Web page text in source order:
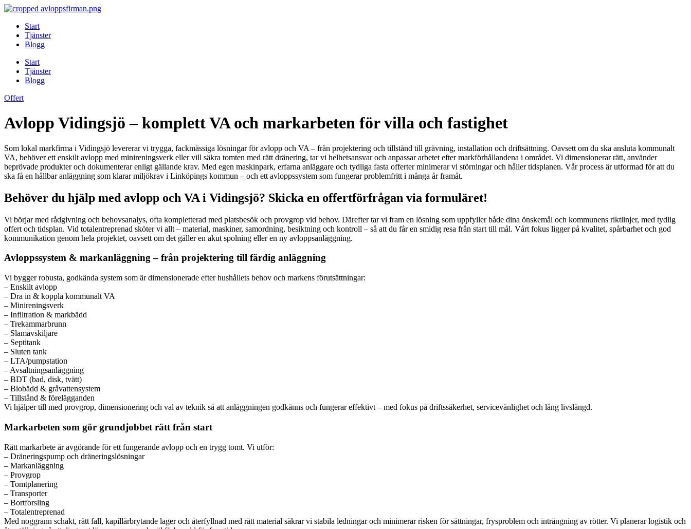
Skip
contentStart
Tjänster
Blogg
Start
Tjänster
Blogg
Offert
Avlopp Vidingsjö – komplett VA och markarbeten för villa och fastighet
Som lokal markfirma i Vidingsjö levererar vi trygga, fackmässiga lösningar för avlopp och VA – från projektering och tillstånd till grävning, installation och driftsättning. Oavsett om du ska ansluta kommunalt
VA, behöver ett enskilt avlopp med minireningsverk eller vill säkra tomten med rätt dränering, tar vi helhetsansvar och anpassar arbetet efter markförhållandena i området. Vi dimensionerar rätt, använder
beprövade produkter och dokumenterar enligt gällande krav. Med egen maskinpark, erfarna anläggare och tydliga fasta offerter minimerar vi störningar och håller tidsplanen. Vår process är utformad för att du
ska få en hållbar anläggning som klarar miljökrav i Linköpings kommun – och ett avloppssystem som fungerar problemfritt i många år framåt.
Behöver du hjälp med avlopp och VA i Vidingsjö? Skicka en offertförfrågan via formuläret!
Vi börjar med rådgivning och behovsanalys, ofta kompletterad med platsbesök och provgrop vid behov. Därefter tar vi fram en lösning som uppfyller både dina önskemål och kommunens riktlinjer, med tydlig
offert och tidsplan. Vid totalentreprenad sköter vi allt – material, maskiner, samordning, besiktning och kontroll – så att du får en smidig resa från start till mål. Vårt fokus ligger på kvalitet, spårbarhet och god
kommunikation genom hela projektet, oavsett om det gäller en akut spolning eller en ny avloppsanläggning.
Avloppssystem & markanläggning – från projektering till färdig anläggning
Vi bygger robusta, godkända system som är dimensionerade efter hushållets behov och markens förutsättningar:
– Enskilt avlopp
– Dra in & koppla kommunalt VA
– Minireningsverk
– Infiltration & markbädd
– Trekammarbrunn
– Slamavskiljare
– Septitank
– Sluten tank
– LTA/pumpstation
– Avsaltningsanläggning
– BDT (bad, disk, tvätt)
– Biobädd & gråvattensystem
– Tillstånd & förelägganden
Vi hjälper till med provgrop, dimensionering och val av teknik så att anläggningen godkänns och fungerar effektivt – med fokus på driftssäkerhet, servicevänlighet och lång livslängd.
Markarbeten som gör grundjobbet rätt från start
Rätt markarbete är avgörande för ett fungerande avlopp och en trygg tomt. Vi utför:
– Dräneringspump och dräneringslösningar
– Markanläggning
– Provgrop
– Tomtplanering
– Transporter
– Bortforsling
– Totalentreprenad
Med noggrann schakt, rätt fall, kapillärbrytande lager och återfyllnad med rätt material säkrar vi stabila ledningar och minimerar risken för sättningar, frysproblem och inträngning av rötter. Vi planerar logistik och